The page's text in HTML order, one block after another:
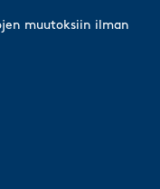
muutoksiin ilman